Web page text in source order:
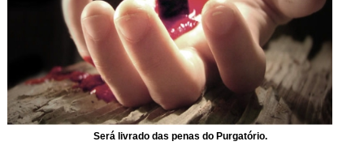
Será livrado das penas do Purgatório.